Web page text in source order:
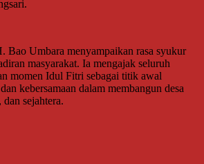
Bao Umbara menyampaikan rasa syukur
masyarakat. Ia mengajak seluruh
momen Idul Fitri sebagai titik awal
kebersamaan dalam membangun desa
sejahtera.